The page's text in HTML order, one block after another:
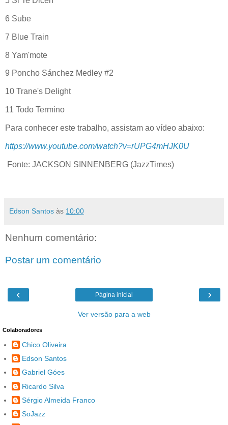
6 Sube
7 Blue Train
8 Yam'mote
9 Poncho Sánchez Medley #2
10 Trane's Delight
11 Todo Termino
Para conhecer este trabalho, assistam ao vídeo abaixo:
https://www.youtube.com/watch?v=rUPG4mHJK0U
Fonte: JACKSON SINNENBERG (JazzTimes)
Edson Santos às 10:00
Nenhum comentário:
Postar um comentário
‹ ›
Página inicial
Ver versão para a web
Colaboradores
Chico Oliveira
Edson Santos
Gabriel Góes
Ricardo Silva
Sérgio Almeida Franco
SoJazz